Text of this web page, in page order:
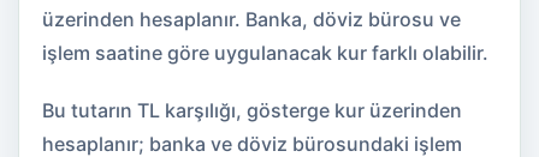
üzerinden hesaplanır. Banka, döviz bürosu ve
işlem saatine göre uygulanacak kur farklı olabilir.
Bu tutarın TL karşılığı, gösterge kur üzerinden
hesaplanır; banka ve döviz bürosundaki işlem